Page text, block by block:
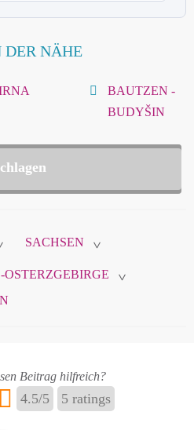
DER NÄHE
BAUTZEN -
BUDYŠIN
SACHSEN >
OSTERZGEBIRGE >
Beitrag hilfreich?
4.5/5 5ratings